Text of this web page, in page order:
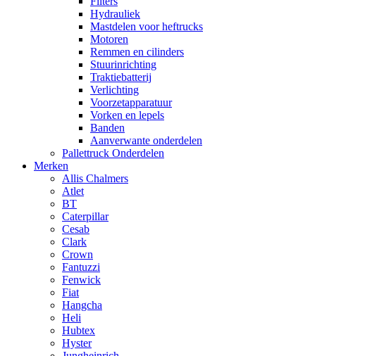
Hydrauliek
Mastdelen voor heftrucks
Motoren
Remmen en cilinders
Stuurinrichting
Traktiebatterij
Verlichting
Voorzetapparatuur
Vorken en lepels
Banden
Aanverwante onderdelen
Pallettruck Onderdelen
Merken
Allis Chalmers
Atlet
BT
Caterpillar
Cesab
Clark
Crown
Fantuzzi
Fenwick
Fiat
Hangcha
Heli
Hubtex
Hyster